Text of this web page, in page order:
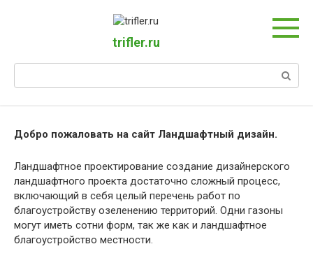
trifler.ru
Поиск:
Добро пожаловать на сайт Ландшафтный дизайн.
Ландшафтное проектирование создание дизайнерского
ландшафтного проекта достаточно сложный процесс,
включающий в себя целый перечень работ по
благоустройству озеленению территорий. Одни газоны
могут иметь сотни форм, так же как и ландшафтное
благоустройство местности.